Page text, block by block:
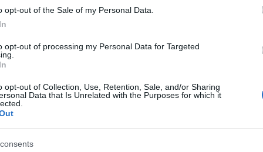
opt-out of the Sale of my Personal Data.
opt-out of processing my Personal Data for Targeted
opt-out of Collection, Use, Retention, Sale, and/or Sharing
Data that Is Unrelated with the Purposes for which it
la cifra piena, senza “aggravi”